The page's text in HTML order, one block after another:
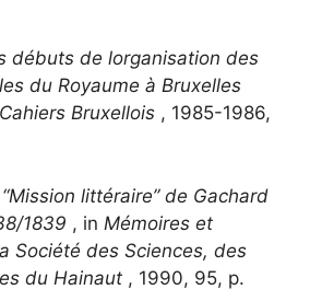
débuts de lorganisation des
du Royaume à Bruxelles
Cahiers Bruxellois , 1985-1986,
littéraire” de Gachard
1839 , in Mémoires et
Société des Sciences, des
du Hainaut , 1990, 95, p.